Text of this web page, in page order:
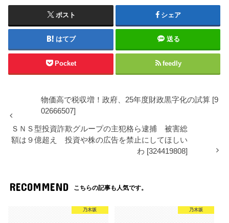
ポスト シェア
はてブ 送る
Pocket feedly
物価高で税収増！政府、25年度財政黒字化の試算 [9
02666507]
ＳＮＳ型投資詐欺グループの主犯格ら逮捕 被害総
額は９億超え 投資や株の広告を禁止にしてほしい
わ [324419808]
RECOMMEND こちらの記事も人気です。
乃木坂 乃木坂